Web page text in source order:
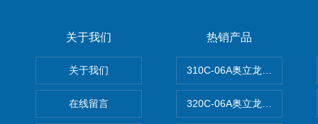
关于我们
关于我们
在线留言
热销产品
310C-06A奥立龙实验室台式
320C-06A奥立龙实验室便携